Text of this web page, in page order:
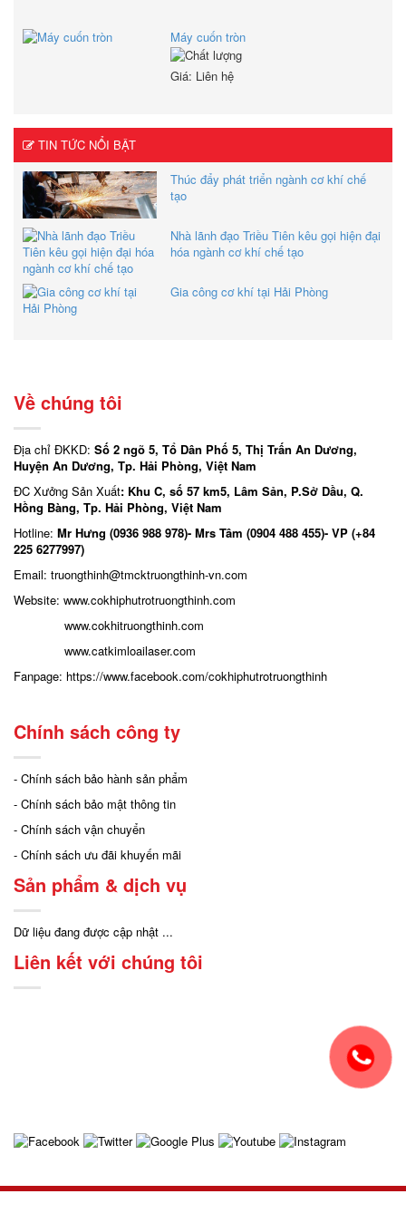
Máy cuốn tròn
Giá: Liên hệ
TIN TỨC NỔI BẬT
Thúc đẩy phát triển ngành cơ khí chế
tạo
Nhà lãnh đạo Triều Tiên kêu gọi hiện đại
hóa ngành cơ khí chế tạo
Gia công cơ khí tại Hải Phòng
Về chúng tôi
Địa chỉ ĐKKD: Số 2 ngõ 5, Tổ Dân Phố 5, Thị Trấn An Dương,
Huyện An Dương, Tp. Hải Phòng, Việt Nam
ĐC Xưởng Sản Xuất: Khu C, số 57 km5, Lâm Sản, P.Sở Dầu, Q.
Hồng Bàng, Tp. Hải Phòng, Việt Nam
Hotline: Mr Hưng (0936 988 978)- Mrs Tâm (0904 488 455)- VP (+84
225 6277997)
Email: truongthinh@tmcktruongthinh-vn.com
Website: www.cokhiphutrotruongthinh.com
www.cokhitruongthinh.com
www.catkimloailaser.com
Fanpage: https://www.facebook.com/cokhiphutrotruongthinh
Chính sách công ty
- Chính sách bảo hành sản phẩm
- Chính sách bảo mật thông tin
- Chính sách vận chuyển
- Chính sách ưu đãi khuyến mãi
Sản phẩm & dịch vụ
Dữ liệu đang được cập nhật ...
Liên kết với chúng tôi